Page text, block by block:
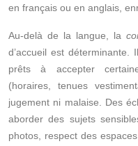
en français ou en anglais,
Au‑delà de la langue, la
d’accueil est déterminante.
prêts à accepter
(horaires, tenues
jugement ni malaise. Des
aborder des sujets
photos, respect des